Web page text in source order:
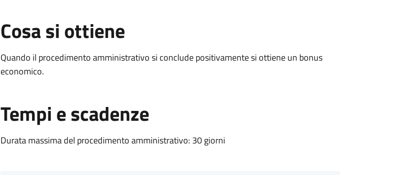
Cosa si ottiene
Quando il procedimento amministrativo si conclude positivamente si ottiene un bonus
economico.
Tempi e scadenze
Durata massima del procedimento amministrativo: 30 giorni